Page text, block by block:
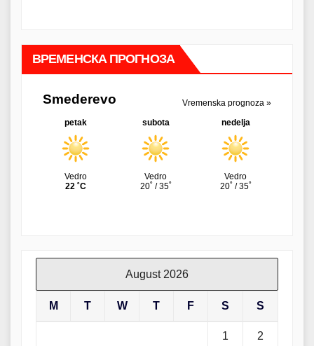
ВРЕМЕНСКА ПРОГНОЗА
August 2026
M T W T F S S
1 2